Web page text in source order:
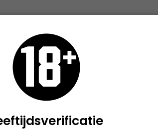
geur
aardse
houdt.
in